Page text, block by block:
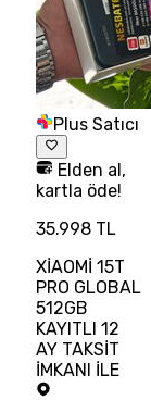
Plus Satıcı
Elden al,
kartla öde!
35.998 TL
XİAOMİ 15T
PRO GLOBAL
512GB
KAYITLI 12
AY TAKSİT
İMKANI İLE